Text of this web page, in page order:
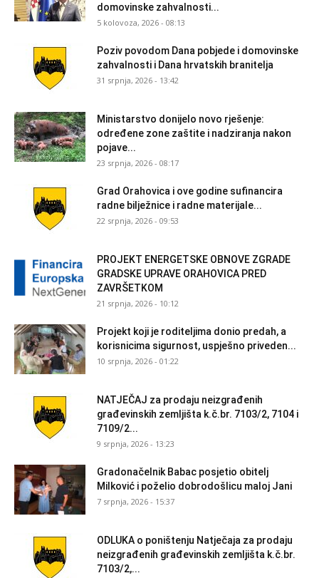
domovinske zahvalnosti...
5 kolovoza, 2026 - 08:13
Poziv povodom Dana pobjede i domovinske
zahvalnosti i Dana hrvatskih branitelja
31 srpnja, 2026 - 13:42
Ministarstvo donijelo novo rješenje:
određene zone zaštite i nadziranja nakon
pojave...
23 srpnja, 2026 - 08:17
Grad Orahovica i ove godine sufinancira
radne bilježnice i radne materijale...
22 srpnja, 2026 - 09:53
PROJEKT ENERGETSKE OBNOVE ZGRADE
GRADSKE UPRAVE ORAHOVICA PRED
ZAVRŠETKOM
21 srpnja, 2026 - 10:12
Projekt koji je roditeljima donio predah, a
korisnicima sigurnost, uspješno priveden...
10 srpnja, 2026 - 01:22
NATJEČAJ za prodaju neizgrađenih
građevinskih zemljišta k.č.br. 7103/2, 7104 i
7109/2...
9 srpnja, 2026 - 13:23
Gradonačelnik Babac posjetio obitelj
Milković i poželio dobrodošlicu maloj Jani
7 srpnja, 2026 - 15:37
ODLUKA o poništenju Natječaja za prodaju
neizgrađenih građevinskih zemljišta k.č.br.
7103/2,...